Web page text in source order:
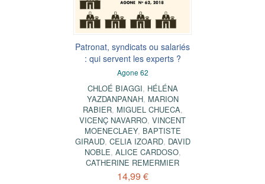
Patronat, syndicats ou salariés
: qui servent les experts ?
Agone 62
CHLOÉ BIAGGI, HÉLÉNA
YAZDANPANAH, MARION
RABIER, MIGUEL CHUECA,
VICENÇ NAVARRO, VINCENT
MOENECLAEY, BAPTISTE
GIRAUD, CELIA IZOARD, DAVID
NOBLE, ALICE CARDOSO,
CATHERINE REMERMIER
14,99 €